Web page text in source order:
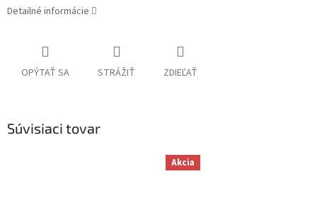
Detailné informácie
OPÝTAŤ SA STRÁŽIŤ ZDIEĽAŤ
Súvisiaci tovar
Akcia